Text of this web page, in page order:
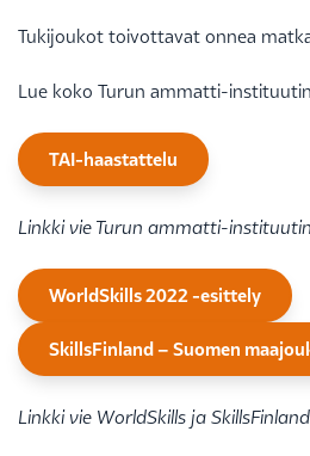
Tukijoukot toivottavat onnea
Lue koko Turun ammatti-
TAI-haastattelu
Linkki vie Turun ammatti-
WorldSkills 2022 -esittely
SkillsFinland – Suomen
Linkki vie WorldSkills ja